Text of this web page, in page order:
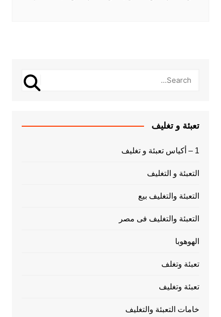
تعبئة و تغليف
1 – أكياس تعبئة و تغليف
التعبئة و التغليف
التعبئة والتغليف بيع
التعبئة والتغليف فى مصر
الهوهوبا
تعبئة وتغلف
تعبئة وتغليف
خامات التعبئة والتغليف